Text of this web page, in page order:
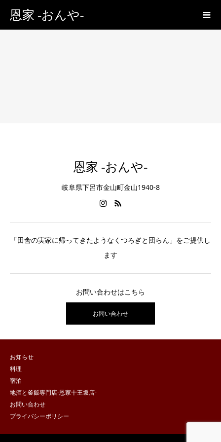
恩家 -おんや-
恩家 -おんや-
岐阜県下呂市金山町金山1940-8
「田舎の実家に帰ってきたようなくつろぎと団らん」をご提供し
ます
お問い合わせはこちら
お問い合わせ
お知らせ
料理
宿泊
地酒と釜飯専門店-恩家十王坂店-
お問い合わせ
プライバシーポリシー